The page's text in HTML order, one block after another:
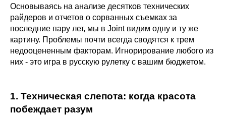
Основываясь на анализе десятков технических
райдеров и отчетов о сорванных съемках за
последние пару лет, мы в Joint видим одну и ту же
картину. Проблемы почти всегда сводятся к трем
недооцененным факторам. Игнорирование любого из
них - это игра в русскую рулетку с вашим бюджетом.
1. Техническая слепота: когда красота
побеждает разум